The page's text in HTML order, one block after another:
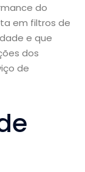
do
em filtros de
e que
dos
de